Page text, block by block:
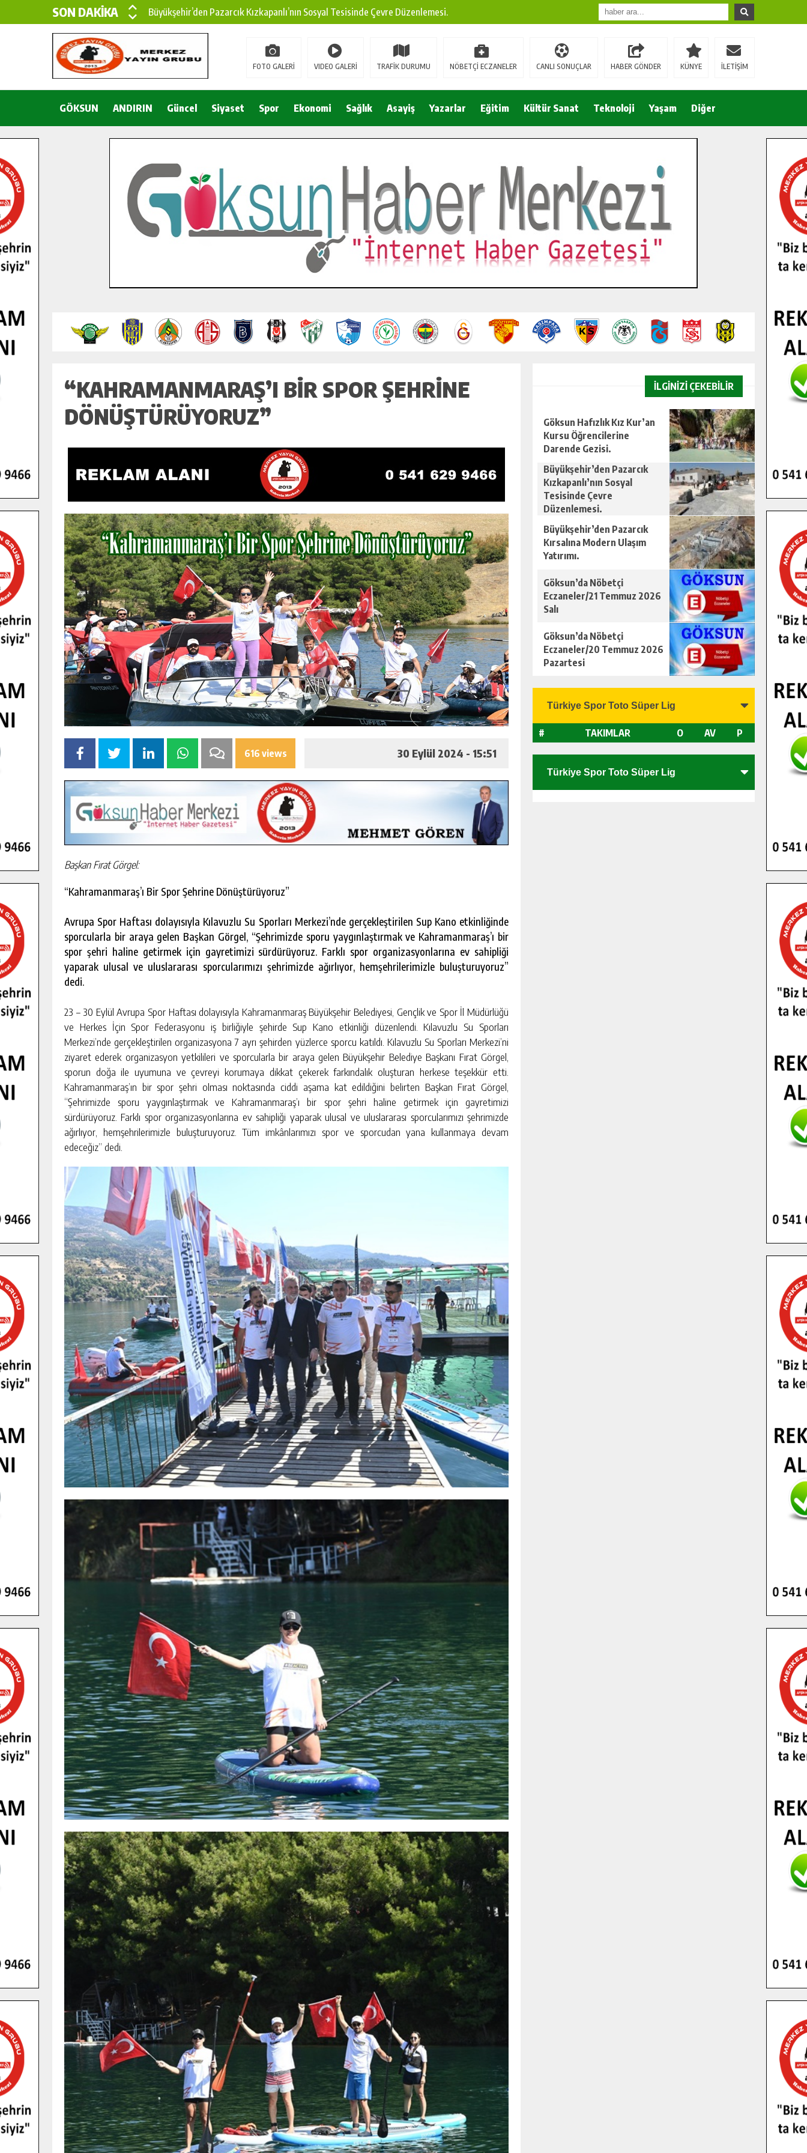
SON DAKİKA
Büyükşehir’den Pazarcık Kızkapanlı’nın Sosyal Tesisinde Çevre Düzenlemesi.
Büyükşehir’den Pazarcık Kırsalına Modern Ulaşım Yatırımı.
Çin’den KSÜ’ye Uluslararası Başarı: Edinilen Bilgi Türk Tarımına Katkı Sağlayacak.
Gençler Pusula Maraş Kampında Yeni Medya ve Fotoğrafçılığı Keşfetti.
İlçe Jandarma Komutanı Karakaya’dan Başkan Cüce’ye Veda Ziyareti.
Bertiz’in Yeni Köprüsünde Sona Doğru.
FOTO GALERİ VIDEO GALERİ TRAFİK DURUMU NÖBETÇİ ECZANELER CANLI SONUÇLAR HABER GÖNDER KÜNYE İLETİŞİM
GÖKSUN ANDIRIN Güncel Siyaset Spor Ekonomi Sağlık Asayiş Yazarlar Eğitim Kültür Sanat Teknoloji Yaşam Diğer
“KAHRAMANMARAŞ’I BIR SPOR ŞEHRINE
DÖNÜŞTÜRÜYORUZ”
616 views 30 Eylül 2024 - 15:51
Başkan Fırat Görgel:
“Kahramanmaraş’ı Bir Spor Şehrine Dönüştürüyoruz”
Avrupa Spor Haftası dolayısıyla Kılavuzlu Su Sporları Merkezi’nde gerçekleştirilen Sup Kano etkinliğinde
sporcularla bir araya gelen Başkan Görgel, “Şehrimizde sporu yaygınlaştırmak ve Kahramanmaraş’ı bir
spor şehri haline getirmek için gayretimizi sürdürüyoruz. Farklı spor organizasyonlarına ev sahipliği
yaparak ulusal ve uluslararası sporcularımızı şehrimizde ağırlıyor, hemşehrilerimizle buluşturuyoruz”
dedi.
23 – 30 Eylül Avrupa Spor Haftası dolayısıyla Kahramanmaraş Büyükşehir Belediyesi, Gençlik ve Spor İl Müdürlüğü
ve Herkes İçin Spor Federasyonu iş birliğiyle şehirde Sup Kano etkinliği düzenlendi. Kılavuzlu Su Sporları
Merkezi’nde gerçekleştirilen organizasyona 7 ayrı şehirden yüzlerce sporcu katıldı. Kılavuzlu Su Sporları Merkezi’ni
ziyaret ederek organizasyon yetkilileri ve sporcularla bir araya gelen Büyükşehir Belediye Başkanı Fırat Görgel,
sporun doğa ile uyumuna ve çevreyi korumaya dikkat çekerek farkındalık oluşturan herkese teşekkür etti.
Kahramanmaraş’ın bir spor şehri olması noktasında ciddi aşama kat edildiğini belirten Başkan Fırat Görgel,
“Şehrimizde sporu yaygınlaştırmak ve Kahramanmaraş’ı bir spor şehri haline getirmek için gayretimizi
sürdürüyoruz. Farklı spor organizasyonlarına ev sahipliği yaparak ulusal ve uluslararası sporcularımızı şehrimizde
ağırlıyor, hemşehrilerimizle buluşturuyoruz. Tüm imkânlarımızı spor ve sporcudan yana kullanmaya devam
edeceğiz” dedi.
İLGİNİZİ ÇEKEBİLİR
Göksun Hafızlık Kız Kur’an
Kursu Öğrencilerine
Darende Gezisi.
Büyükşehir’den Pazarcık
Kızkapanlı’nın Sosyal
Tesisinde Çevre
Düzenlemesi.
Büyükşehir’den Pazarcık
Kırsalına Modern Ulaşım
Yatırımı.
Göksun’da Nöbetçi
Eczaneler/21 Temmuz 2026
Salı
Göksun’da Nöbetçi
Eczaneler/20 Temmuz 2026
Pazartesi
# TAKIMLAR O AV P